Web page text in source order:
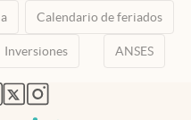
Calendario de feriados
Inversiones ANSES
pestaña
en nueva pestaña
abre en nueva pestaña
abre en nueva pestaña
abre en nueva pestaña